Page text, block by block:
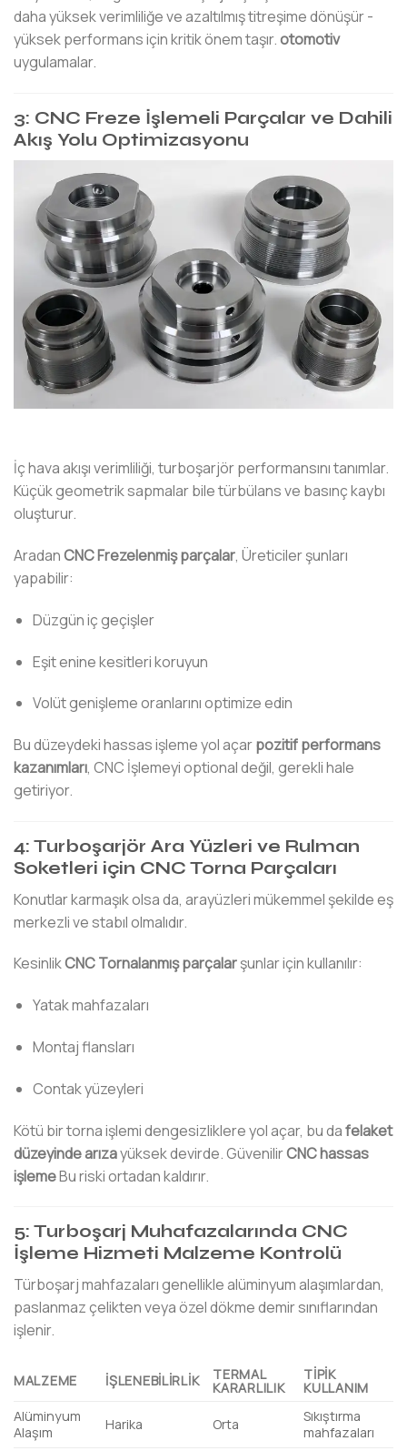
daha yüksek verimliliğe ve azaltılmış titreşime dönüşür -
yüksek performans için kritik önem taşır.otomotiv
uygulamalar.
3: CNC Freze İşlemeli Parçalar ve Dahili
Akış Yolu Optimizasyonu
İç hava akışı verimliliği, turboşarjör performansını tanımlar.
Küçük geometrik sapmalar bile türbülans ve basınç kaybı
oluşturur.
AradanCNC Frezelenmiş parçalar, Üreticiler şunları
yapabilir:
Düzgün iç geçişler
Eşit enine kesitleri koruyun
Volüt genişleme oranlarını optimize edin
Bu düzeydeki hassas işleme yol açarpozitif performans
kazanımları, CNC İşlemeyi optional değil, gerekli hale
getiriyor.
4: Turboşarjör Ara Yüzleri ve Rulman
Soketleri için CNC Torna Parçaları
Konutlar karmaşık olsa da, arayüzleri mükemmel şekilde eş
merkezli ve stabıl olmalıdır.
KesinlikCNC Tornalanmış parçalarşunlar için kullanılır:
Yatak mahfazaları
Montaj flansları
Contak yüzeyleri
Kötü bir torna işlemi dengesizliklere yol açar, bu dafelaket
düzeyinde arızayüksek devirde. GüvenilirCNC hassas
işlemeBu riski ortadan kaldırır.
5: Turboşarj Muhafazalarında CNC
İşleme Hizmeti Malzeme Kontrolü
Türboşarj mahfazaları genellikle alüminyum alaşımlardan,
paslanmaz çelikten veya özel dökme demir sınıflarından
işlenir.
MALZEME İŞLENEBILIRLIK TERMAL
KARARLILIK
TIPIK
KULLANIM
Alüminyum
Alaşım
Harika Orta
Sıkıştırma
mahfazaları